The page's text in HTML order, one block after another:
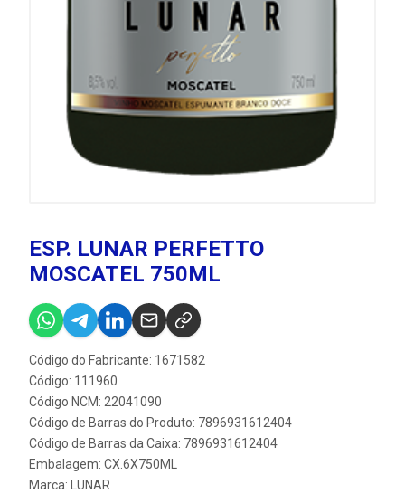
ESP. LUNAR PERFETTO
MOSCATEL 750ML
Código do Fabricante: 1671582
Código: 111960
Código NCM: 22041090
Código de Barras do Produto: 7896931612404
Código de Barras da Caixa: 7896931612404
Embalagem: CX.6X750ML
Marca: LUNAR